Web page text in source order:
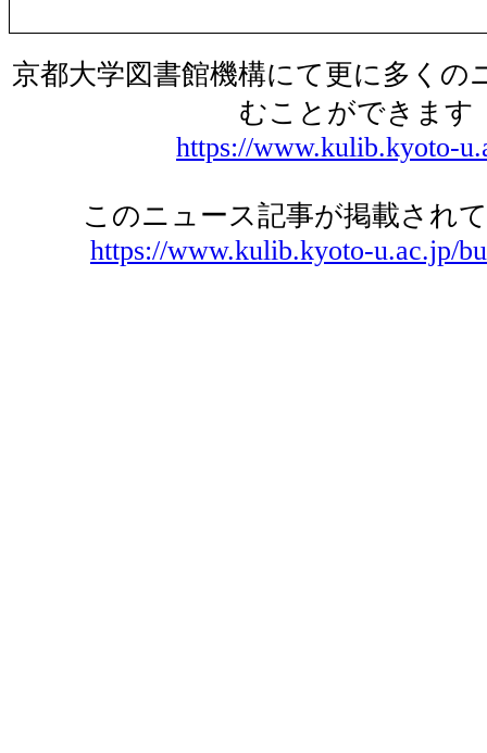
京都大学図書館機構にて更に多くの
むことができます
https://www.kulib.kyoto-
このニュース記事が掲載され
https://www.kulib.kyoto-u.ac.jp/